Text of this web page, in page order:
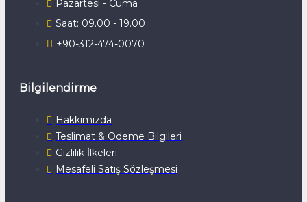
Pazartesi - Cuma
Saat: 09.00 - 19.00
+90-312-474-0070
Bilgilendirme
Hakkımızda
Teslimat & Ödeme Bilgileri
Gizlilik İlkeleri
Mesafeli Satış Sözleşmesi